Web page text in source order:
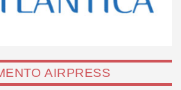
AIRPRESS